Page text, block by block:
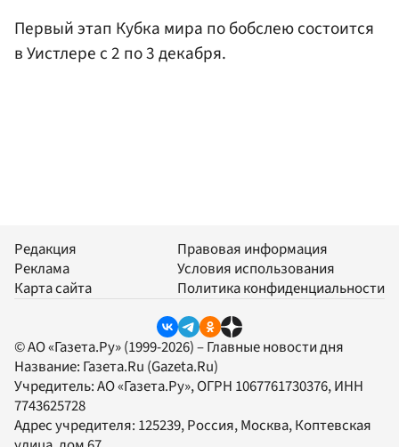
Первый этап Кубка мира по бобслею состоится
в Уистлере с 2 по 3 декабря.
Редакция
Реклама
Карта сайта
Правовая информация
Условия использования
Политика конфиденциальности
© АО «Газета.Ру» (1999-2026) – Главные новости дня
Название: Газета.Ru (Gazeta.Ru)
Учредитель:АО «Газета.Ру», ОГРН 1067761730376, ИНН
7743625728
Адрес учредителя: 125239, Россия, Москва, Коптевская